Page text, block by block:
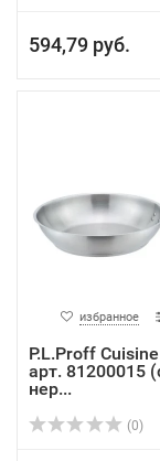
594,79 руб.
избранное
P.L.Proff
арт. 81200015
нер...
(0)